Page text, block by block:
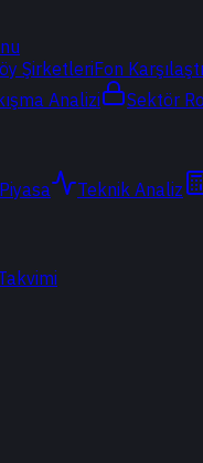
ŞirketleriFon
Analizi Sektör
Teknik Analiz